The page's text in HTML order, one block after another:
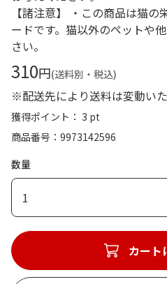
【諸注意】 ・この商品は猫
ードです。猫以外のペットや
さい。
310円(送料別・税込)
※配送先により送料は変動いた
獲得ポイント： 3 pt
商品番号
9973142596
数量
1
カート